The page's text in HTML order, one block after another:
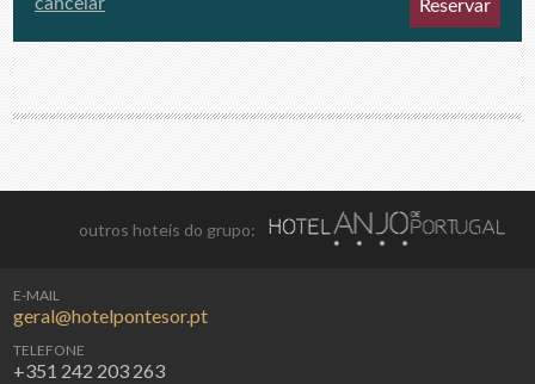
outros hoteis do grupo:
E-MAIL
geral@hotelpontesor.pt
TELEFONE
+351 242 203 263